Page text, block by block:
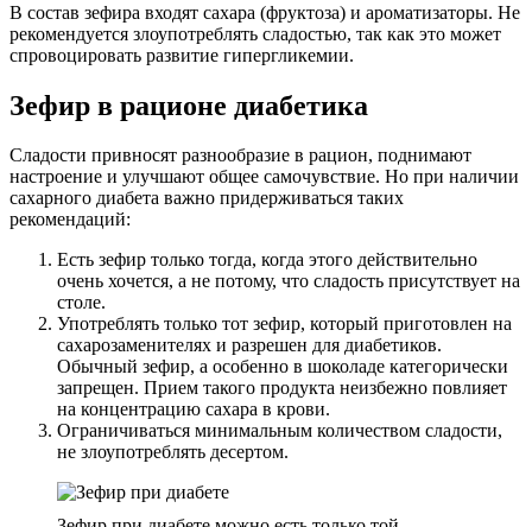
В состав зефира входят сахара (фруктоза) и ароматизаторы. Не
рекомендуется злоупотреблять сладостью, так как это может
спровоцировать развитие гипергликемии.
Зефир в рационе диабетика
Сладости привносят разнообразие в рацион, поднимают
настроение и улучшают общее самочувствие. Но при наличии
сахарного диабета важно придерживаться таких
рекомендаций:
Есть зефир только тогда, когда этого действительно
очень хочется, а не потому, что сладость присутствует на
столе.
Употреблять только тот зефир, который приготовлен на
сахарозаменителях и разрешен для диабетиков.
Обычный зефир, а особенно в шоколаде категорически
запрещен. Прием такого продукта неизбежно повлияет
на концентрацию сахара в крови.
Ограничиваться минимальным количеством сладости,
не злоупотреблять десертом.